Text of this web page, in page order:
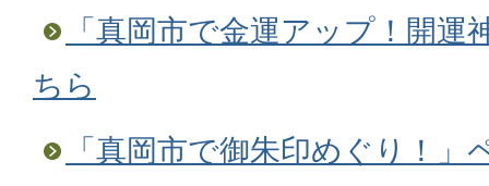
「真岡市で金運アップ！開運
ちら
「真岡市で御朱印めぐり！」